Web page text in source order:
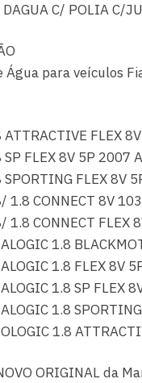
C/ POLIA C/
Água para veículos
ATTRACTIVE FLEX
SP FLEX 8V 5P 2007
SPORTING FLEX 8V
1.8 CONNECT 8V
1.8 CONNECT FLEX
1.8
1.8 FLEX 8V
1.8 SP FLEX
1.8
1.8
ORIGINAL da